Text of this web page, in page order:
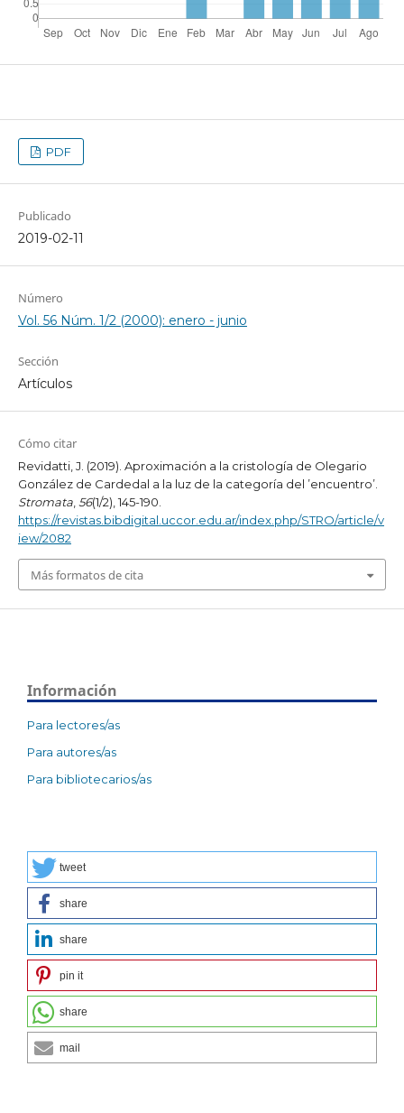
PDF
Publicado
2019-02-11
Número
Vol. 56 Núm. 1/2 (2000): enero - junio
Sección
Artículos
Cómo citar
Revidatti, J. (2019). Aproximación a la cristología de Olegario
González de Cardedal a la luz de la categoría del ’encuentro’.
Stromata,56(1/2), 145-190.
https://revistas.bibdigital.uccor.edu.ar/index.php/STRO/article/v
iew/2082
Más formatos de cita
Información
Para lectores/as
Para autores/as
Para bibliotecarios/as
tweet
share
share
pin it
share
mail